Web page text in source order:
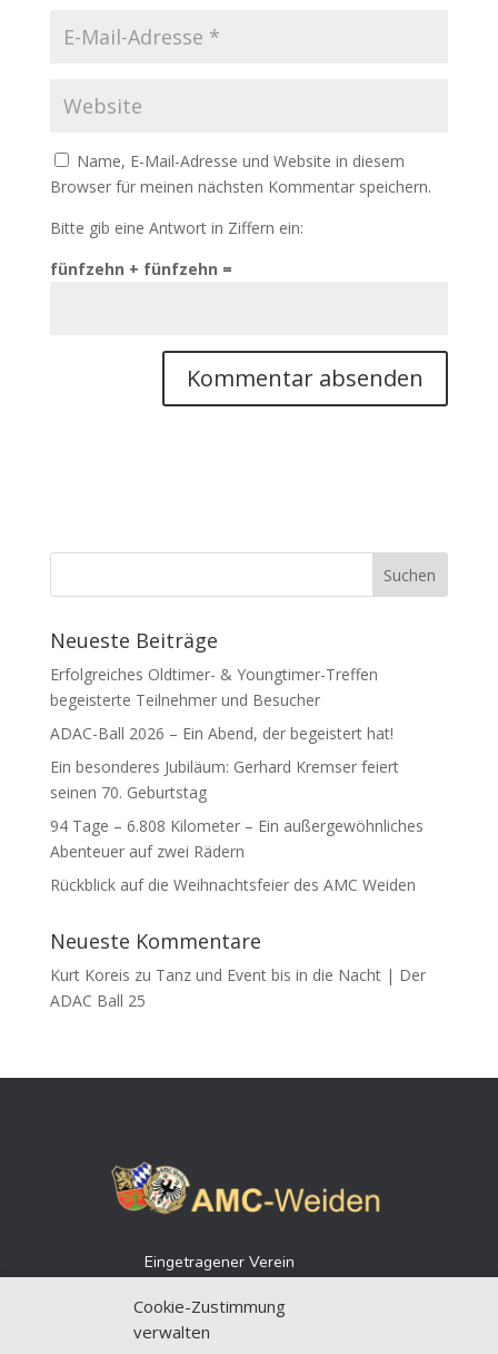
Cookie-Zustimmung
verwalten
Name, E-Mail-Adresse und Website in diesem
Browser für meinen nächsten Kommentar speichern.
Bitte gib eine Antwort in Ziffern ein:
fünfzehn + fünfzehn =
Neueste Beiträge
Erfolgreiches Oldtimer- & Youngtimer-Treffen
begeisterte Teilnehmer und Besucher
ADAC-Ball 2026 – Ein Abend, der begeistert hat!
Ein besonderes Jubiläum: Gerhard Kremser feiert
seinen 70. Geburtstag
94 Tage – 6.808 Kilometer – Ein außergewöhnliches
Abenteuer auf zwei Rädern
Rückblick auf die Weihnachtsfeier des AMC Weiden
Neueste Kommentare
Kurt Koreis zu Tanz und Event bis in die Nacht | Der
ADAC Ball 25
Eingetragener Verein
Amtsgericht Weiden
Gemeinnützigkeitsstatus